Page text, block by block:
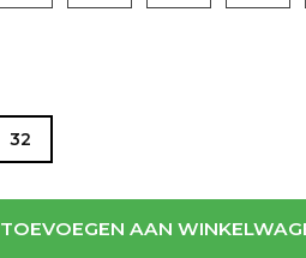
32
TOEVOEGEN AAN